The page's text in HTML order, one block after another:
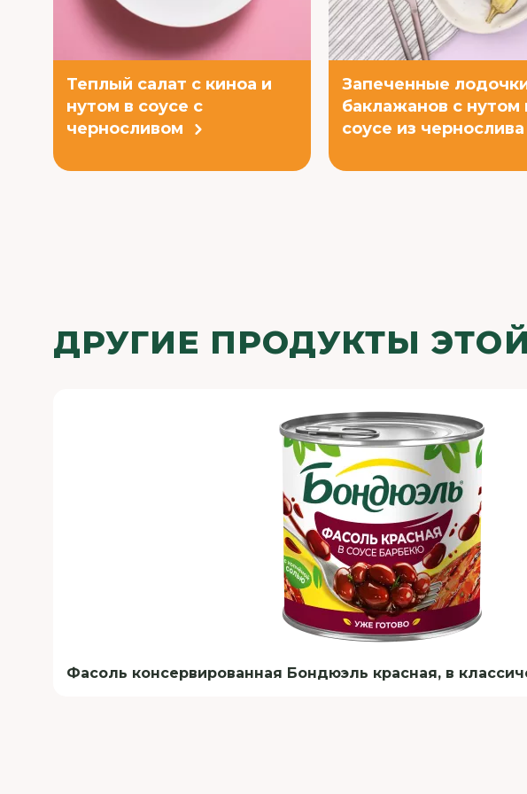
Теплый салат с киноа и
нутом в соусе с
черносливом
Запеченные
баклажанов c нутом
соусе из чернослива
ДРУГИЕ ПРОДУКТЫ
Фасоль консервированная Бондюэль красная, в